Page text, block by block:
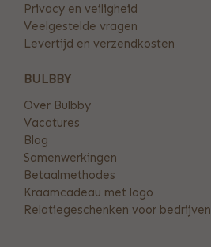
Privacy en veiligheid
Veelgestelde vragen
Levertijd en verzendkosten
BULBBY
Over Bulbby
Vacatures
Blog
Samenwerkingen
Betaalmethodes
Kraamcadeau met logo
Relatiegeschenken voor bedrijven